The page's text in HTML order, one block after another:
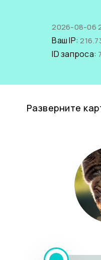
2026-08-06
Ваш IP:
ID запроса:
Разверните